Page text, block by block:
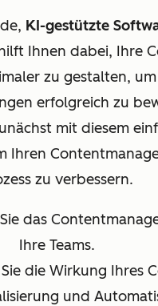
KI-gestützte
Ihnen dabei, Ihre
zu gestalten,
erfolgreich zu
mit diesem
Ihren
zu verbessern.
das
Ihre Teams.
die Wirkung Ihres
und